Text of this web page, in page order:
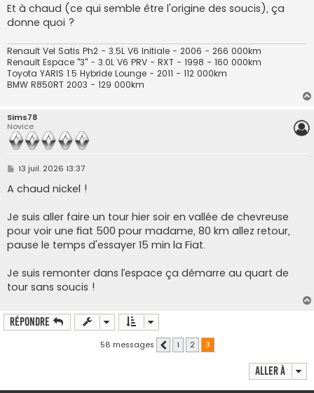
Et à chaud (ce qui semble être l'origine des soucis), ça
donne quoi ?
Renault Vel Satis Ph2 - 3.5L V6 Initiale - 2006 - 266 000km
Renault Espace "3" - 3.0L V6 PRV - RXT - 1998 - 160 000km
Toyota YARIS 1.5 Hybride Lounge - 2011 - 112 000km
BMW R850RT 2003 - 129 000km
Sims78
Novice
M
s
s
g
e
13 juil. 2026 13:37
A chaud nickel !
Je suis aller faire un tour hier soir en vallée de chevreuse
pour voir une fiat 500 pour madame, 80 km allez retour,
pause le temps d'essayer 15 min la Fiat.
Je suis remonter dans l’espace ça démarre au quart de
tour sans soucis !
Répondre
58 messages Précédente
1 2 3
Aller à